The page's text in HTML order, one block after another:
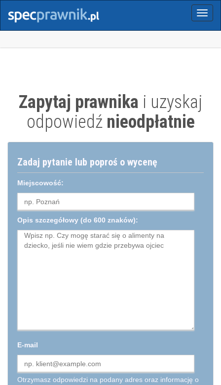
Menu
Zapytaj prawnika i uzyskaj
odpowiedźnieodpłatnie
Zadaj pytanie lub poproś o wycenę
Miejscowość:
Opis szczegółowy (do 600 znaków):
E-mail
Otrzymasz odpowiedzi na podany adres oraz informację o